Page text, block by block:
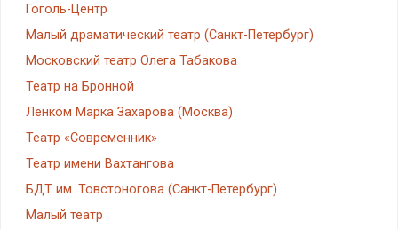
Гоголь-Центр
Малый драматический театр (Санкт-Петербург)
Московский театр Олега Табакова
Театр на Бронной
Ленком Марка Захарова (Москва)
Театр «Современник»
Театр имени Вахтангова
БДТ им. Товстоногова (Санкт-Петербург)
Малый театр